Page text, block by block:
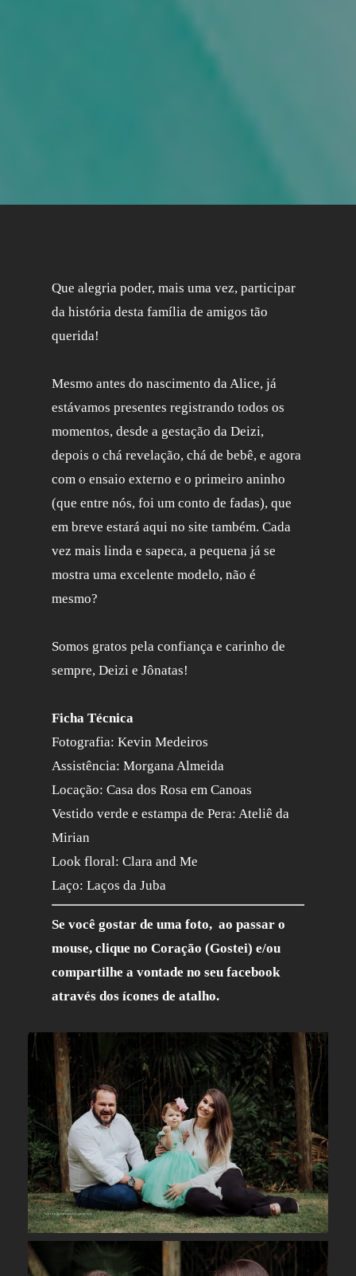
Que alegria poder, mais uma vez, participar
da história desta família de amigos tão
querida!
Mesmo antes do nascimento da Alice, já
estávamos presentes registrando todos os
momentos, desde a gestação da Deizi,
depois o chá revelação, chá de bebê, e agora
com o ensaio externo e o primeiro aninho
(que entre nós, foi um conto de fadas), que
em breve estará aqui no site também. Cada
vez mais linda e sapeca, a pequena já se
mostra uma excelente modelo, não é
mesmo?
Somos gratos pela confiança e carinho de
sempre, Deizi e Jônatas!
Ficha Técnica
Fotografia: Kevin Medeiros
Assistência: Morgana Almeida
Locação: Casa dos Rosa em Canoas
Vestido verde e estampa de Pera: Ateliê da
Mirian
Look floral: Clara and Me
Laço: Laços da Juba
Se você gostar de uma foto, ao passar o
mouse, clique no Coração (Gostei) e/ou
compartilhe a vontade no seu facebook
através dos ícones de atalho.